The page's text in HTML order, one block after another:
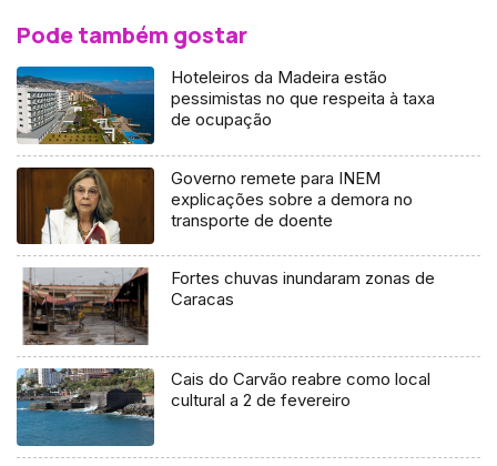
Pode também gostar
Hoteleiros da Madeira estão
pessimistas no que respeita à taxa
de ocupação
Governo remete para INEM
explicações sobre a demora no
transporte de doente
Fortes chuvas inundaram zonas de
Caracas
Cais do Carvão reabre como local
cultural a 2 de fevereiro